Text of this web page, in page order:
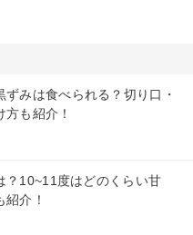
みは食べられる？切り口・
も紹介！
？10~11度はどのくらい甘
介！